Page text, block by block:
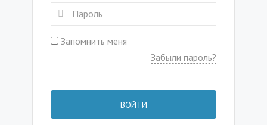
Запомнить меня
Забыли пароль?
ВОЙТИ